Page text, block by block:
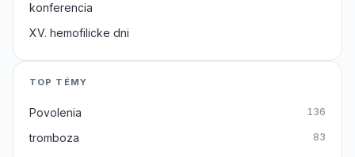
konferencia
XV. hemofilicke dni
TOP TÉMY
Povolenia 136
tromboza 83